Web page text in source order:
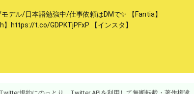
デル/日本語勉強中/仕事依頼はDMで✨ 【Fantia】
https://t.co/GDPKTjPFxP 【インスタ】